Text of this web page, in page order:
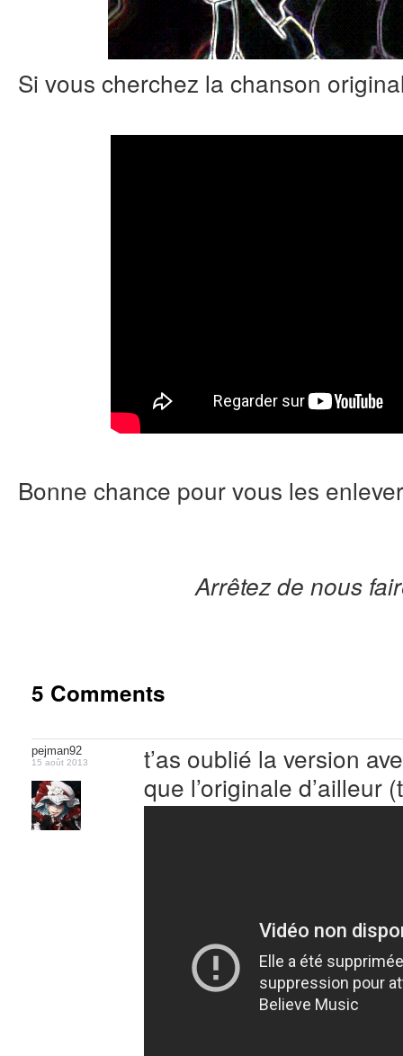
Si vous cherchez la chanson
Bonne chance pour vous les
Arrêtez de nous
5 Comments
pejman92
15 août 2013
t’as oublié la version
que l’originale d’ailleur